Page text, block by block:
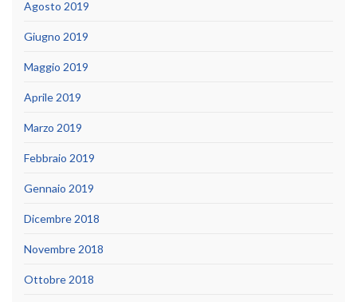
Agosto 2019
Giugno 2019
Maggio 2019
Aprile 2019
Marzo 2019
Febbraio 2019
Gennaio 2019
Dicembre 2018
Novembre 2018
Ottobre 2018